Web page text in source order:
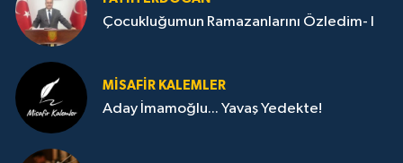
Çocukluğumun Ramazanlarını Özledim- I
MISAFIR KALEMLER
Aday İmamoğlu... Yavaş Yedekte!